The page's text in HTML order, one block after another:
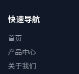
快速导航
首页
产品中心
关于我们